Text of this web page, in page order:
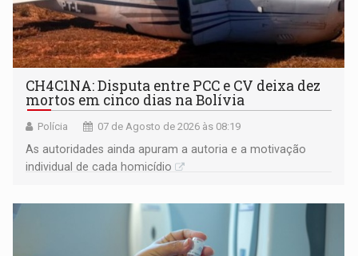
CH4C1NA: Disputa entre PCC e CV deixa dez
mortos em cinco dias na Bolívia
Polícia 07 de Agosto de 2026 às 08:19
As autoridades ainda apuram a autoria e a motivação
individual de cada homicídio